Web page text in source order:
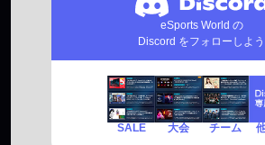
eSports World の
Discord をフォローしよう
SALE 大会 チーム